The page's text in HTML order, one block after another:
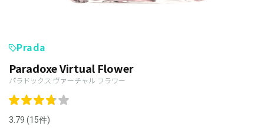
Prada
Paradoxe Virtual Flower
パラドックス ヴァーチャル フラワー
3.79 (15件)